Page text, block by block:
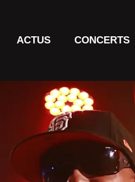
ACTUS CONCERTS